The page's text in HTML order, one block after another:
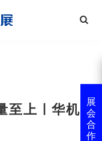
至上 | 华机
展
会
合
作